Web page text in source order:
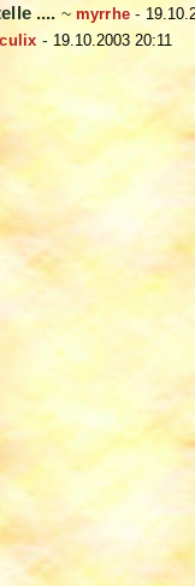
.... ~ myrrhe -
- 19.10.2003 20:11